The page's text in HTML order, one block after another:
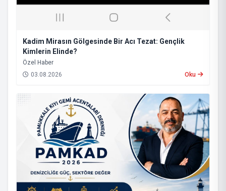
Kadim Mirasın Gölgesinde Bir Acı Tezat: Gençlik
Kimlerin Elinde?
​Özel Haber
03.08.2026
Oku